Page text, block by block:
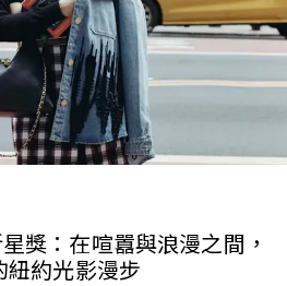
獎：在喧囂與浪漫之間，
約光影漫步